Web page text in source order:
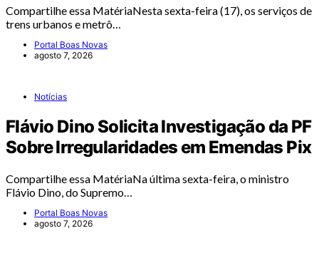
Compartilhe essa MatériaNesta sexta-feira (17), os serviços de
trens urbanos e metrô…
Portal Boas Novas
agosto 7, 2026
Notícias
Flávio Dino Solicita Investigação da PF
Sobre Irregularidades em Emendas Pix
Compartilhe essa MatériaNa última sexta-feira, o ministro
Flávio Dino, do Supremo…
Portal Boas Novas
agosto 7, 2026